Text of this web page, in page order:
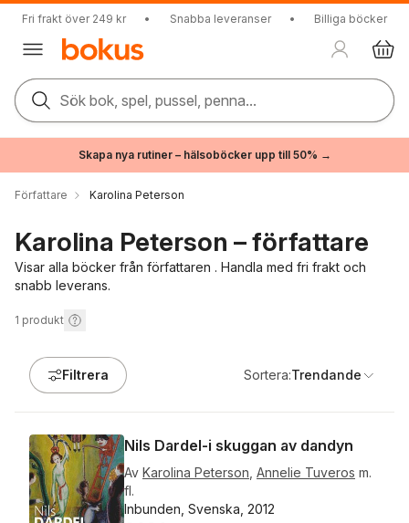
Fri frakt över 249 kr • Snabba leveranser • Billiga böcker
Sök bok, spel, pussel, penna...
Skapa nya rutiner – hälsoböcker upp till 50% →
Författare Karolina Peterson
Karolina Peterson – författare
Visar alla böcker från författaren . Handla med fri frakt och
snabb leverans.
1 produkt
Filtrera Sortera:Trendande
Nils Dardel-i skuggan av dandyn
Av Karolina Peterson Annelie Tuveros m.
fl.
Inbunden, Svenska, 2012